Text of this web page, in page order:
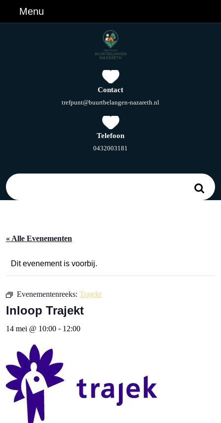
Menu
Contact
trefpunt@buurtbelangen-nazareth.nl
Telefoon
0432003181
« Alle Evenementen
Dit evenement is voorbij.
Evenementenreeks: Trajekt
Inloop Trajekt
14 mei @ 10:00 - 12:00